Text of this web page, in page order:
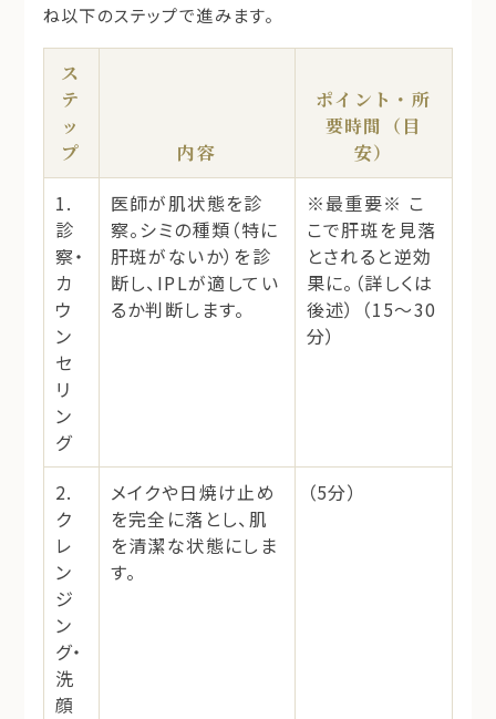
ね以下のステップで進みます。
ス
テ
ッ
プ
内容
ポイント・所
要時間（目
安）
1.
診
察・
カ
ウ
ン
セ
リ
ン
グ
医師が肌状態を診
察。シミの種類（特に
肝斑がないか）を診
断し、IPLが適してい
るか判断します。
※最重要※ こ
こで肝斑を見落
とされると逆効
果に。（詳しくは
後述） （15～30
分）
2.
ク
レ
ン
ジ
ン
グ・
洗
顔
メイクや日焼け止め
を完全に落とし、肌
を清潔な状態にしま
す。
（5分）